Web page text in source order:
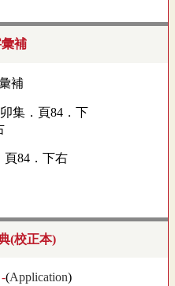
補
頁84．下右
(校正本)
(Application)